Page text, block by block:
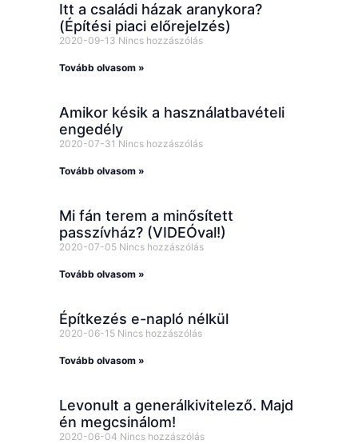
Itt a családi házak aranykora?
(Építési piaci előrejelzés)
2020-09-13 Nincs hozzászólás
Tovább olvasom »
Amikor késik a használatbavételi
engedély
2020-07-31 Nincs hozzászólás
Tovább olvasom »
Mi fán terem a minősített
passzívház? (VIDEÓval!)
2020-07-05 Nincs hozzászólás
Tovább olvasom »
Építkezés e-napló nélkül
2020-06-15 Nincs hozzászólás
Tovább olvasom »
Levonult a generálkivitelező. Majd
én megcsinálom!
2020-06-04 Nincs hozzászólás